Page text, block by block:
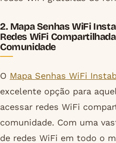
2. Mapa Senhas WiFi
Redes WiFi
Comunidade
O Mapa Senhas WiFi
excelente opção para
acessar redes WiFi
comunidade. Com uma
de redes WiFi em todo o